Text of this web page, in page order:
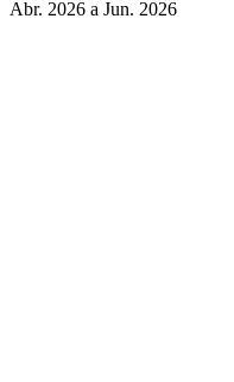
Abr. 2026 a Jun. 2026